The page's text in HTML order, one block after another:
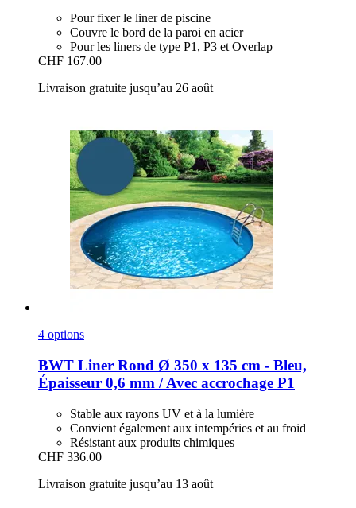
Pour fixer le liner de piscine
Couvre le bord de la paroi en acier
Pour les liners de type P1, P3 et Overlap
CHF 167.00
Livraison gratuite jusqu’au 26 août
4 options
BWT Liner Rond Ø 350 x 135 cm -​ Bleu,
Épaisseur 0,6 mm / Avec accrochage P1
Stable aux rayons UV et à la lumière
Convient également aux intempéries et au froid
Résistant aux produits chimiques
CHF 336.00
Livraison gratuite jusqu’au 13 août